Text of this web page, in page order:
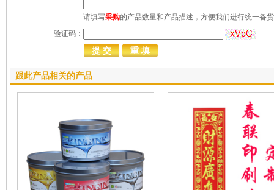
请填写采购的产品数量和产品描述，方便我们进行统一备
验证码：
跟此产品相关的产品